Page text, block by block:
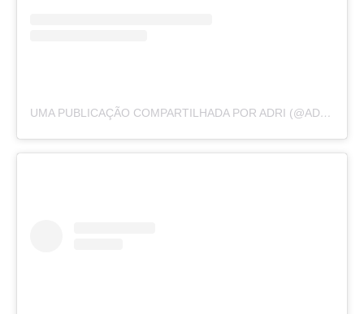
UMA PUBLICAÇÃO COMPARTILHADA POR ADRI (@ADRIRACHELLE)